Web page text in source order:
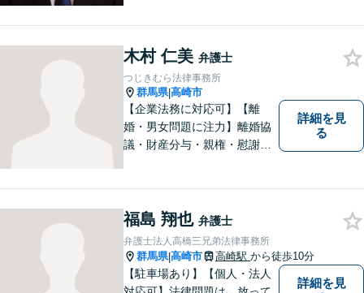
木村 仁美 弁護士
つじきむら法律事務所
群馬県|高崎市
【企業法務に対応可】【離
婚・男女問題に注力】離婚協
議・財産分与・親権・慰謝料
いく解決を目指します。まず
はお気軽にご相談を！【駐車
場完備】
詳細を見
る
福島 翔也 弁護士
弁護士法人高橋三兄弟法律事務所
群馬県|高崎市 高崎駅 から徒歩10分
【駐車場あり】【個人・法人
詳細を見